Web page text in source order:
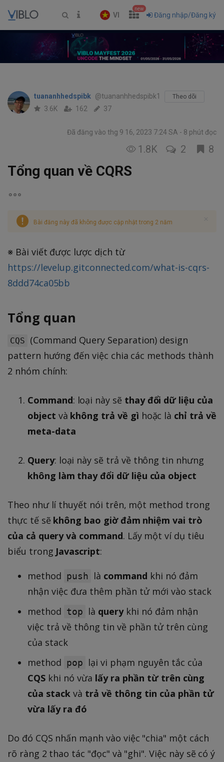
VI
new
Đăng nhập/Đăng ký
tuananhhedspibk @tuananhhedspibk1 Theo dõi
3.6K 162 37
Đã đăng vào thg 9 16, 2023 7:24 SA 8 phút đọc
1.8K 2 8
Tổng quan về CQRS
Bài đăng này đã không được cập nhật trong 2 năm
※ Bài viết được lược dịch từ
https://levelup.gitconnected.com/what-is-cqrs-
8ddd74ca05bb
Tổng quan
CQS
(Command Query Separation) design
pattern hướng đến việc chia các methods thành
2 nhóm chính:
Command: loại này sẽ thay đổi dữ liệu của
object và không trả về gì hoặc là chỉ trả về
meta-data
Query: loại này sẽ trả về thông tin nhưng
không làm thay đổi dữ liệu của object
Theo như lí thuyết nói trên, một method trong
thực tế sẽ không bao giờ đảm nhiệm vai trò
của cả query và command. Lấy một ví dụ tiêu
biểu trong Javascript:
method push là command khi nó đảm
nhận việc đưa thêm phần tử mới vào stack
method top là querykhi nó đảm nhận
việc trả về thông tin về phần tử trên cùng
của stack
method pop
lại vi phạm nguyên tắc của
CQS khi nó vừa lấy ra phần từ trên cùng
của stack và trả về thông tin của phần tử
vừa lấy ra đó
Do đó CQS nhấn mạnh vào việc "chia" một cách
rõ ràng 2 thao tác "đọc" và "ghi". Việc này sẽ có ý